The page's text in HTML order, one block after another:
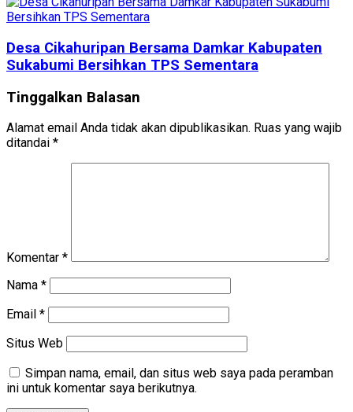
Desa Cikahuripan Bersama Damkar Kabupaten
Sukabumi Bersihkan TPS Sementara
Tinggalkan Balasan
Alamat email Anda tidak akan dipublikasikan. Ruas yang wajib
ditandai *
Komentar *
Nama *
Email *
Situs Web
Simpan nama, email, dan situs web saya pada peramban
ini untuk komentar saya berikutnya.